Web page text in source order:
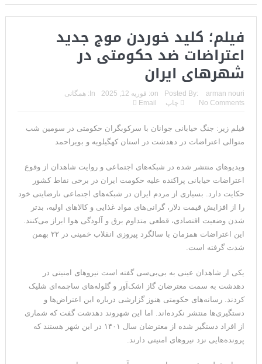
فیلم؛ کلید خوردن موج جدید
اعتراضات ضد حکومتی در
شهرهای ایران
Posted By: arman nouri
on: فوریه 12, 2025 In: همگانی
No Comments
چاپ Email
فیلم زیر: جنگ خیابانی جوانان با سرکوبگران حکومتی در سومین شب
متوالی اعتراضات در دهدشت در استان کهگیلویه و بویراحمد
ویدیو‌های منتشر شده در شبکه‌های اجتماعی و روایت شاهدان از وقوع
اعتراضات خیابانی پراکنده‌ علیه حکومت ایران در برخی نقاط کشور
حکایت دارد. بسیاری از مردم ایران در شبکه‌های اجتماعی نارضایتی خود
را از افزایش قیمت دلار، گرانی‌های مواد غذایی و کالاهای اولیه،‌ بدتر
شدن وضعیت اقتصادی، قطعی متداوم برق و آلودگی هوا ابراز می‌کنند.
‌‌این اعتراضات همزمان با سالگرد پیروزی انقلاب خمینی در ۲۲ بهمن
شدت گرفته است.
یکی از شاهدان عینی به بی‌بی‌سی گفته است نیروهای امنیتی در
دهدشت به سمت معترضان گاز اشک‌آور و گلوله‌های ساچمه‌ای شلیک
کردند. رسانه‌های حکومتی هنوز گزارشی درباره این اعتراض‌ها و
دستگیری‌ها منتشر نکرده‌اند. ‌اما این شهروند دهدشت گفت که شماری
از افراد دستگیر شده از معترضان سال ۱۴۰۱ در این شهر هستند که
پرونده‌هایی نزد نیروهای امنیتی دارند.